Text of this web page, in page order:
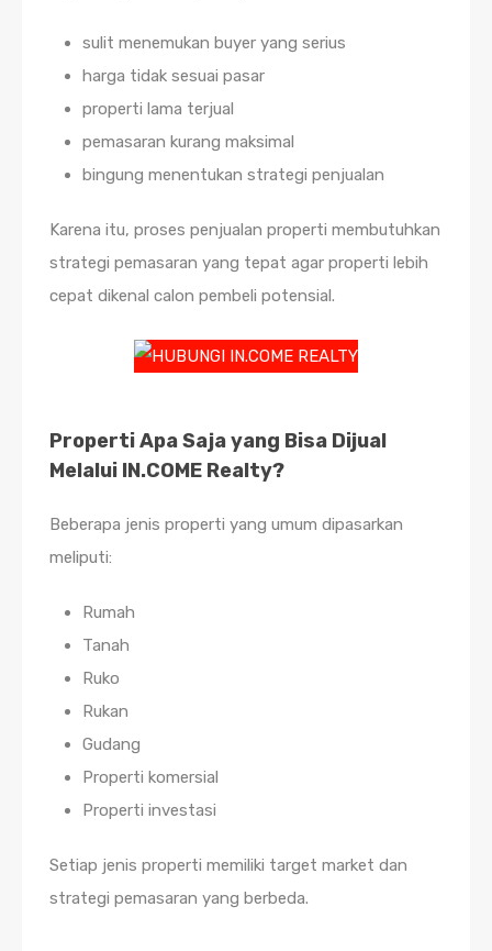
sulit menemukan buyer yang serius
harga tidak sesuai pasar
properti lama terjual
pemasaran kurang maksimal
bingung menentukan strategi penjualan
Karena itu, proses penjualan properti membutuhkan
strategi pemasaran yang tepat agar properti lebih
cepat dikenal calon pembeli potensial.
Properti Apa Saja yang Bisa Dijual
Melalui IN.COME Realty?
Beberapa jenis properti yang umum dipasarkan
meliputi:
Rumah
Tanah
Ruko
Rukan
Gudang
Properti komersial
Properti investasi
Setiap jenis properti memiliki target market dan
strategi pemasaran yang berbeda.